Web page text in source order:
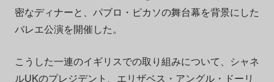
密なディナーと、パブロ・ピカソの舞台幕を背景にした
バレエ公演を開催した。
こうした一連のイギリスでの取り組みについて、シャネ
ルUKのプレジデント、エリザベス・アングル・ドーリ